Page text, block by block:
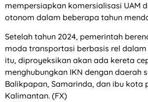
mempersiapkan komersialisasi UAM
otonom dalam beberapa tahun
Setelah tahun 2024, pemerintah
moda transportasi berbasis rel dalam
itu, diproyeksikan akan ada kereta
menghubungkan IKN dengan daerah
Balikpapan, Samarinda, dan ibu kota
Kalimantan. (FX)